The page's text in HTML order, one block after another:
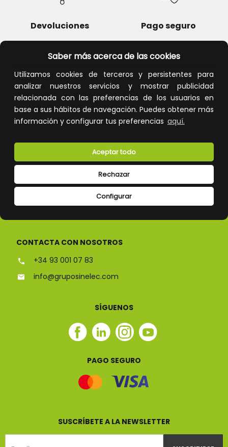
Saber más acerca de las cookies
Utilizamos cookies de terceros y persistentes para
analizar nuestros servicios y mostrar publicidad
relacionada con las preferencias de los usuarios en
base a sus hábitos de navegación. Puedes obtener más
información y configurar tus preferencias aquí.
Configurar
Rechazar
Aceptar todo
Devoluciones Pago seguro
Atención al cliente
CONÓCENOS
CONTACTA CON NOSOTROS
+34 93 001 07 83
info@gruposinelec.com
SÍGUENOS
Facebook
Linkedin
Instagram
Youtube
PAGO SEGURO
SUSCRÍBETE A LA NEWSLETTER